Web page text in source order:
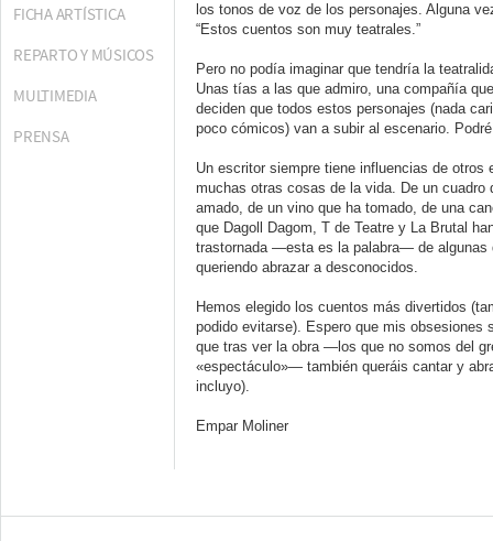
FICHA ARTÍSTICA
REPARTO Y MÚSICOS
MULTIMEDIA
PRENSA
los tonos de voz de los personajes. Alguna
“Estos cuentos son muy teatrales.”
Pero no podía imaginar que tendría la
Unas tías a las que admiro, una compañía
deciden que todos estos personajes (nada
poco cómicos) van a subir al escenario.
Un escritor siempre tiene influencias de
muchas otras cosas de la vida. De un cuadro
amado, de un vino que ha tomado, de una
que Dagoll Dagom, T de Teatre y La Brutal
trastornada —esta es la palabra— de algunas
queriendo abrazar a desconocidos.
Hemos elegido los cuentos más divertidos
podido evitarse). Espero que mis
que tras ver la obra —los que no somos del
«espectáculo»— también queráis cantar y
incluyo).
Empar Moliner